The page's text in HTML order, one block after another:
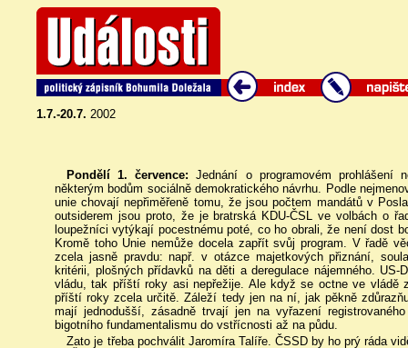
1.7.-20.7. 2002
Pondělí 1. července:Jednání o programovém prohlášení
některým bodům sociálně demokratického návrhu. Podle
unie chovají nepřiměřeně tomu, že jsou počtem mandátů v
outsiderem jsou proto, že je bratrská KDU-ČSL ve volbách o
loupežníci vytýkají pocestnému poté, co ho obrali, že není dost
Kromě toho Unie nemůže docela zapřít svůj program. V řadě
zcela jasně pravdu: např. v otázce majetkových přiznání,
kritérii, plošných přídavků na děti a deregulace nájemného.
vládu, tak příští roky asi nepřežije. Ale když se octne ve vládě
příští roky zcela určitě. Záleží tedy jen na ní, jak pěkně
mají jednodušší, zásadně trvají jen na vyřazení
bigotního fundamentalismu do vstřícnosti až na půdu.
Zato je třeba pochválit Jaromíra Talíře. ČSSD by ho prý ráda